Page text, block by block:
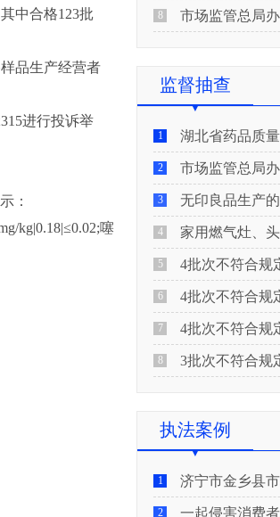
中合格123批
品生产经营者
进行投诉举
：
kg|0.18|≤0.02;噻
8 市场监管总局办公厅关于
监督抽查
1 湖北省药品质量
2 市场监管总局办公厅关
3 无印良品生产
4 家用燃气灶、头盔、
5 4批次不符合规定的长裤等校
6 4批次不符合规定的绝缘用挤塑聚苯乙烯
7 4批次不符合规定的白酒等食
8 3批次不符合规定的芒果等食品
执法案例
1 济宁市金乡县市场监管局
2 一起侵害消费者